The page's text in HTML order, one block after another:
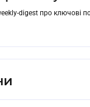
digest про ключові